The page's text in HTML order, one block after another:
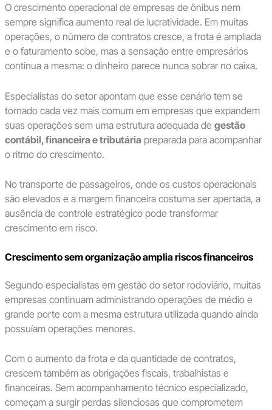
O crescimento operacional de empresas de ônibus nem
sempre significa aumento real de lucratividade. Em muitas
operações, o número de contratos cresce, a frota é ampliada
e o faturamento sobe, mas a sensação entre empresários
continua a mesma: o dinheiro parece nunca sobrar no caixa.
Especialistas do setor apontam que esse cenário tem se
tornado cada vez mais comum em empresas que expandem
suas operações sem uma estrutura adequada de gestão
contábil, financeira e tributária preparada para acompanhar
o ritmo do crescimento.
No transporte de passageiros, onde os custos operacionais
são elevados e a margem financeira costuma ser apertada, a
ausência de controle estratégico pode transformar
crescimento em risco.
Crescimento sem organização amplia riscos financeiros
Segundo especialistas em gestão do setor rodoviário, muitas
empresas continuam administrando operações de médio e
grande porte com a mesma estrutura utilizada quando ainda
possuíam operações menores.
Com o aumento da frota e da quantidade de contratos,
crescem também as obrigações fiscais, trabalhistas e
financeiras. Sem acompanhamento técnico especializado,
começam a surgir perdas silenciosas que comprometem